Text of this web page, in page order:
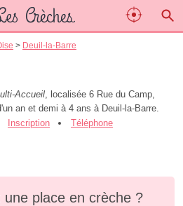
> Deuil-la-Barre
Accueil, localisée 6 Rue du Camp,
an et demi à 4 ans à Deuil-la-Barre.
Inscription Téléphone
une place en crèche ?